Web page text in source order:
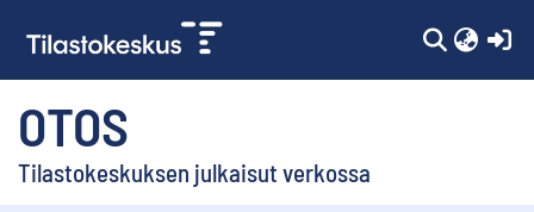
OTOS
Tilastokeskuksen julkaisut verkossa